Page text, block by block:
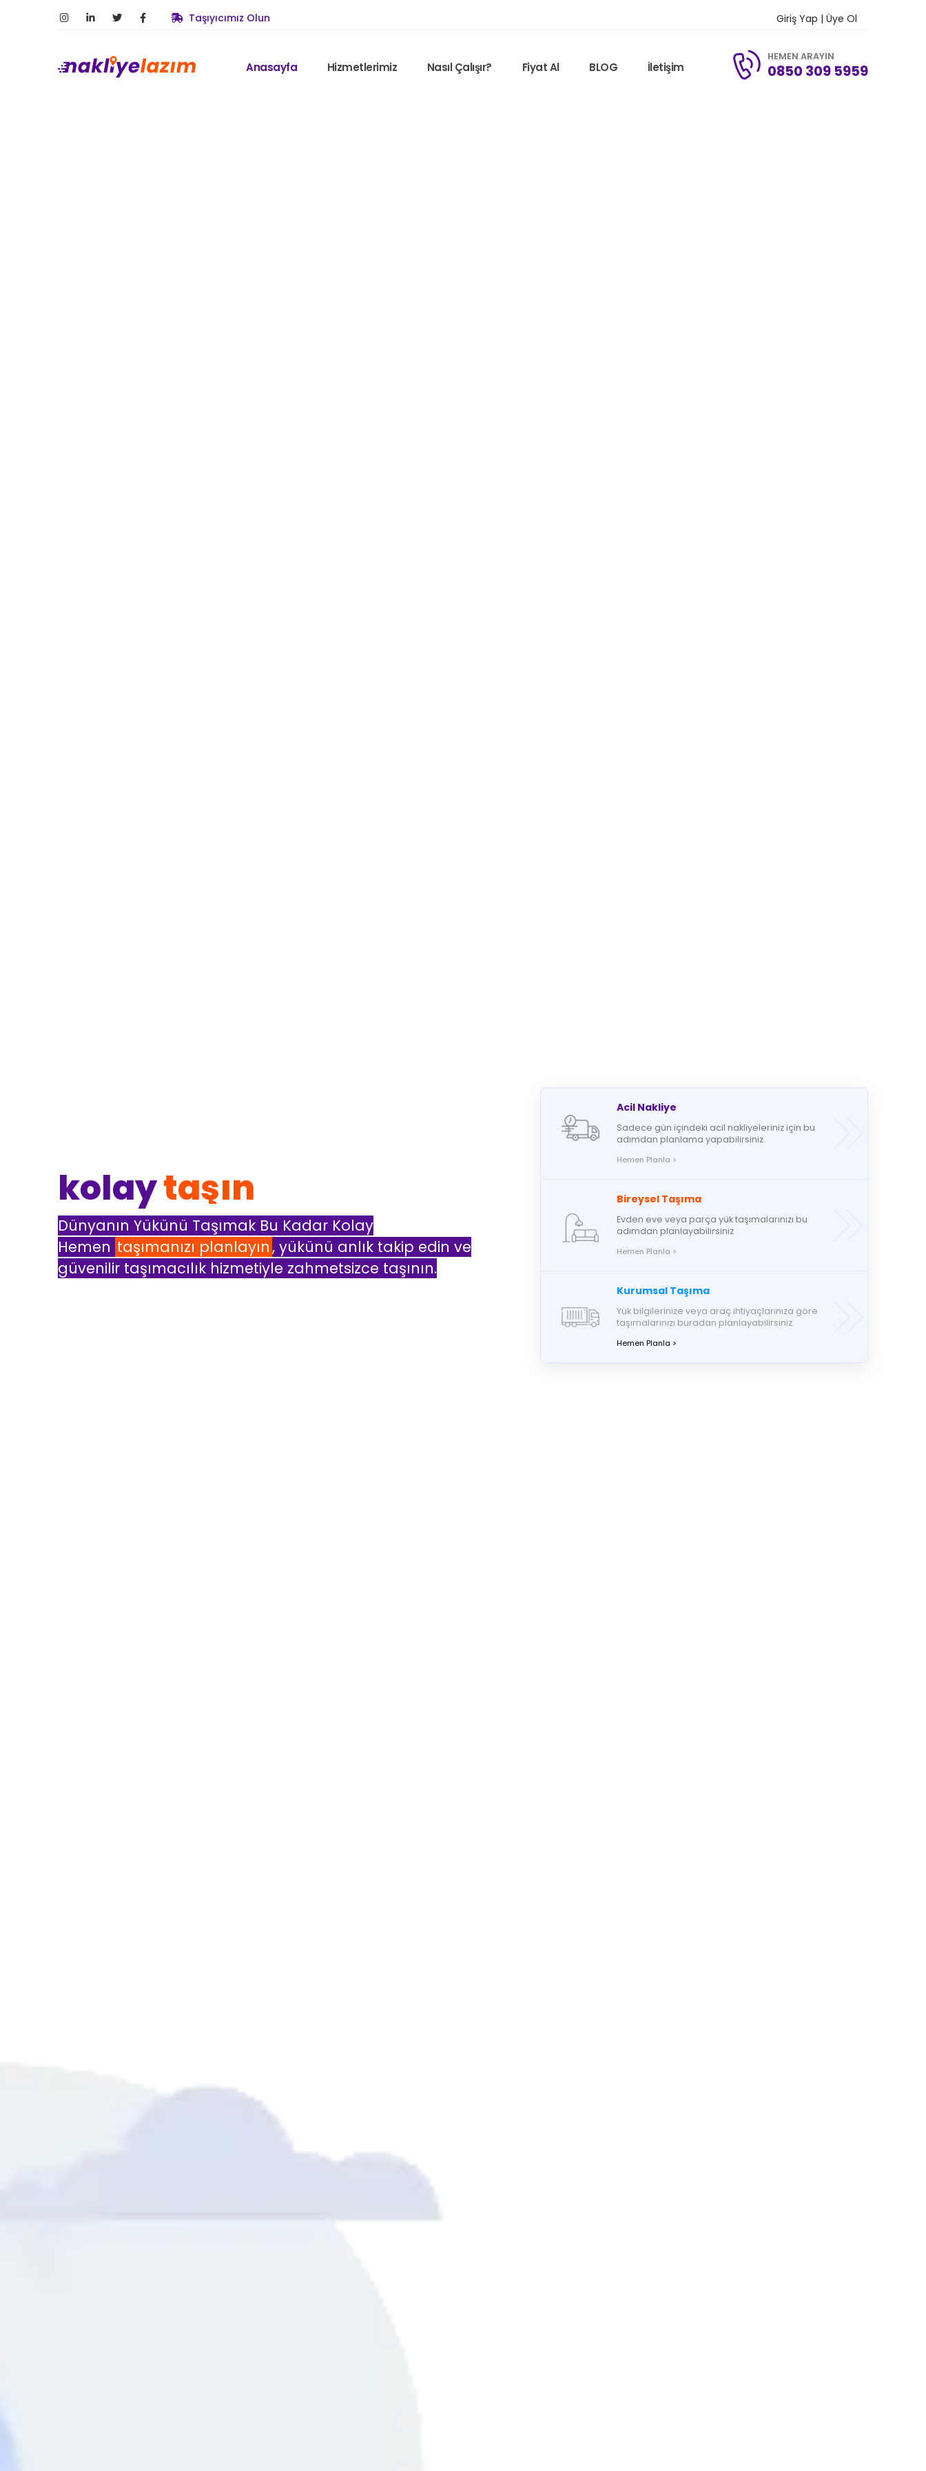
Taşıyıcımız Olun Giriş Yap | Üye Ol
Anasayfa Hizmetlerimiz Nasıl Çalışır? Fiyat Al BLOG İletişim
HEMEN ARAYIN
0850 309 5959
kolaynakliye
Dünyanın Yükünü Taşımak Bu Kadar Kolay
Hemen taşımanızı planlayın, yükünü anlık takip edin ve
güvenilir taşımacılık hizmetiyle zahmetsizce taşının.
Acil Nakliye
Sadece gün içindeki acil nakliyeleriniz için bu
adımdan planlama yapabilirsiniz.
Hemen Planla >
Bireysel Taşıma
Evden eve veya parça yük taşımalarınızı bu
adımdan planlayabilirsiniz
Hemen Planla >
Kurumsal Taşıma
Yük bilgilerinize veya araç ihtiyaçlarınıza göre
taşımalarınızı buradan planlayabilirsiniz.
Hemen Planla >